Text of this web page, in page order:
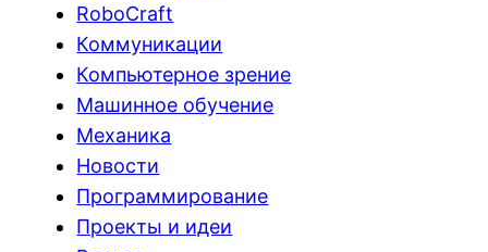
RoboCraft
Коммуникации
Компьютерное зрение
Машинное обучение
Механика
Новости
Программирование
Проекты и идеи